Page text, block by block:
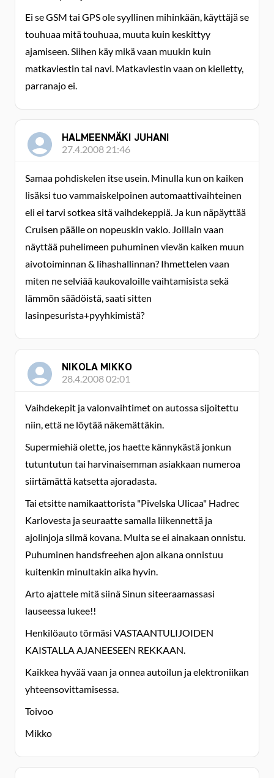
Ei se GSM tai GPS ole syyllinen mihinkään, käyttäjä se
touhuaa mitä touhuaa, muuta kuin keskittyy
ajamiseen. Siihen käy mikä vaan muukin kuin
matkaviestin tai navi. Matkaviestin vaan on kielletty,
parranajo ei.
HALMEENMÄKI JUHANI
27.4.2008 21:46
Samaa pohdiskelen itse usein. Minulla kun on kaiken
lisäksi tuo vammaiskelpoinen automaattivaihteinen
eli ei tarvi sotkea sitä vaihdekeppiä. Ja kun näpäyttää
Cruisen päälle on nopeuskin vakio. Joillain vaan
näyttää puhelimeen puhuminen vievän kaiken muun
aivotoiminnan & lihashallinnan? Ihmettelen vaan
miten ne selviää kaukovaloille vaihtamisista sekä
lämmön säädöistä, saati sitten
lasinpesurista+pyyhkimistä?
NIKOLA MIKKO
28.4.2008 02:01
Vaihdekepit ja valonvaihtimet on autossa sijoitettu
niin, että ne löytää näkemättäkin.
Supermiehiä olette, jos haette kännykästä jonkun
tutuntutun tai harvinaisemman asiakkaan numeroa
siirtämättä katsetta ajoradasta.
Tai etsitte namikaattorista "Pivelska Ulicaa" Hadrec
Karlovesta ja seuraatte samalla liikennettä ja
ajolinjoja silmä kovana. Multa se ei ainakaan onnistu.
Puhuminen handsfreehen ajon aikana onnistuu
kuitenkin minultakin aika hyvin.
Arto ajattele mitä siinä Sinun siteeraamassasi
lauseessa lukee!!
Henkilöauto törmäsi VASTAANTULIJOIDEN
KAISTALLA AJANEESEEN REKKAAN.
Kaikkea hyvää vaan ja onnea autoilun ja elektroniikan
yhteensovittamisessa.
Toivoo
Mikko